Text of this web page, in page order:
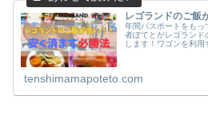
レゴランドのご飯
年間パスポートをもっ
者ぽてとがレゴランド
します！ワゴンを利
tenshimamapoteto.com